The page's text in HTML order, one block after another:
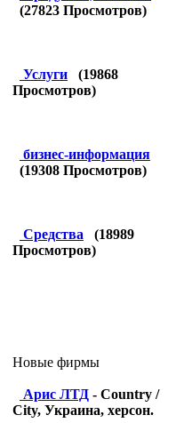
(27823 Просмотров)
Услуги (19868
Просмотров)
бизнес-информация
(19308 Просмотров)
Средства (18989
Просмотров)
Новые фирмы
Арис ЛТД - Country /
City, Украина, херсон.